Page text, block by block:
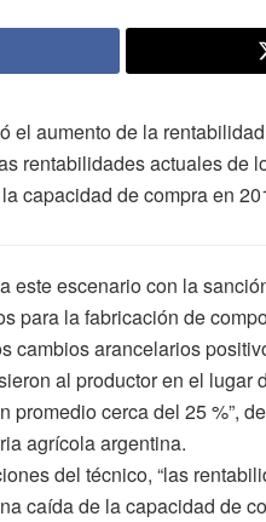
el aumento de la
rentabilidades actuales de
capacidad de compra en
este escenario con la
para la fabricación de
cambios arancelarios
al productor en el lugar
promedio cerca del 25 %”,
agrícola argentina.
del técnico, “las
caída de la capacidad de